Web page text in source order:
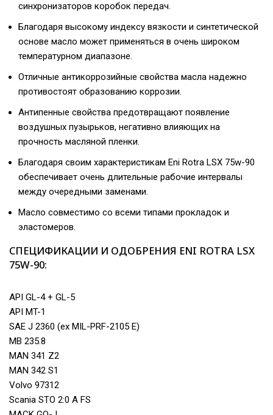
синхронизаторов коробок передач.
Благодаря высокому индексу вязкости и синтетической
основе масло может применяться в очень широком
температурном диапазоне.
Отличные антикоррозийные свойства масла надежно
противостоят образованию коррозии.
Антипенные свойства предотвращают появление
воздушных пузырьков, негативно влияющих на
прочность масляной пленки.
Благодаря своим характеристикам Eni Rotra LSX 75w-90
обеспечивает очень длительные рабочие интервалы
между очередными заменами.
Масло совместимо со всеми типами прокладок и
эластомеров.
СПЕЦИФИКАЦИИ И ОДОБРЕНИЯ ENI ROTRA LSX
75W-90:
API GL-4 + GL-5
API MT-1
SAE J 2360 (ex MIL-PRF-2105 E)
MB 235.8
MAN 341 Z2
MAN 342 S1
Volvo 97312
Scania STO 2:0 A FS